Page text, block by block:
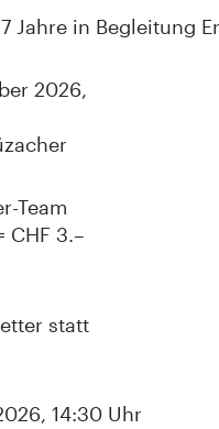
Jahre in Begleitung
2026,
Team
CHF 3.–
statt
14:30 Uhr